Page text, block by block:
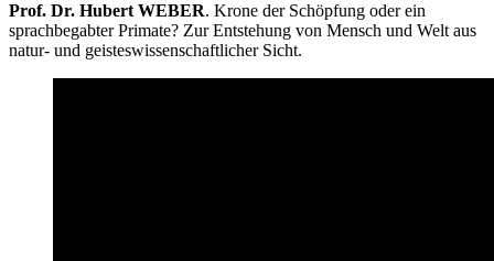
Prof. Dr. Hubert WEBER. Krone der Schöpfung oder ein
sprachbegabter Primate? Zur Entstehung von Mensch und Welt aus
natur- und geisteswissenschaftlicher Sicht.